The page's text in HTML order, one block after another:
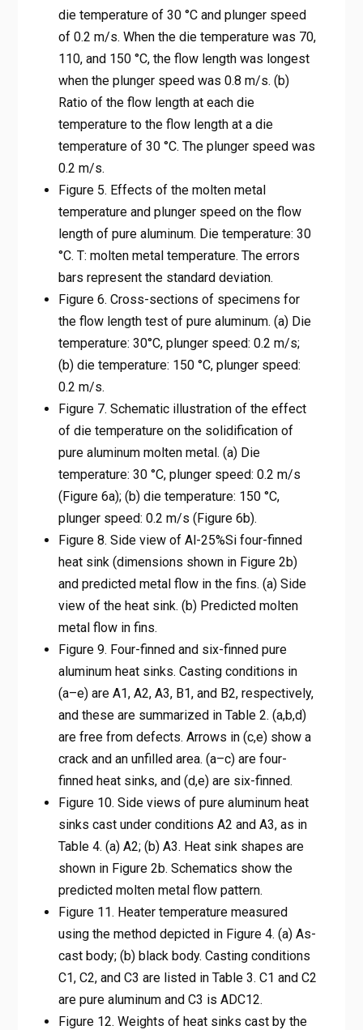
die temperature of 30 °C and plunger speed
of 0.2 m/s. When the die temperature was 70,
110, and 150 °C, the flow length was longest
when the plunger speed was 0.8 m/s. (b)
Ratio of the flow length at each die
temperature to the flow length at a die
temperature of 30 °C. The plunger speed was
0.2 m/s.
Figure 5. Effects of the molten metal
temperature and plunger speed on the flow
length of pure aluminum. Die temperature: 30
°C. T: molten metal temperature. The errors
bars represent the standard deviation.
Figure 6. Cross-sections of specimens for
the flow length test of pure aluminum. (a) Die
temperature: 30°C, plunger speed: 0.2 m/s;
(b) die temperature: 150 °C, plunger speed:
0.2 m/s.
Figure 7. Schematic illustration of the effect
of die temperature on the solidification of
pure aluminum molten metal. (a) Die
temperature: 30 °C, plunger speed: 0.2 m/s
(Figure 6a); (b) die temperature: 150 °C,
plunger speed: 0.2 m/s (Figure 6b).
Figure 8. Side view of Al-25%Si four-finned
heat sink (dimensions shown in Figure 2b)
and predicted metal flow in the fins. (a) Side
view of the heat sink. (b) Predicted molten
metal flow in fins.
Figure 9. Four-finned and six-finned pure
aluminum heat sinks. Casting conditions in
(a–e) are A1, A2, A3, B1, and B2, respectively,
and these are summarized in Table 2. (a,b,d)
are free from defects. Arrows in (c,e) show a
crack and an unfilled area. (a–c) are four-
finned heat sinks, and (d,e) are six-finned.
Figure 10. Side views of pure aluminum heat
sinks cast under conditions A2 and A3, as in
Table 4. (a) A2; (b) A3. Heat sink shapes are
shown in Figure 2b. Schematics show the
predicted molten metal flow pattern.
Figure 11. Heater temperature measured
using the method depicted in Figure 4. (a) As-
cast body; (b) black body. Casting conditions
C1, C2, and C3 are listed in Table 3. C1 and C2
are pure aluminum and C3 is ADC12.
Figure 12. Weights of heat sinks cast by the